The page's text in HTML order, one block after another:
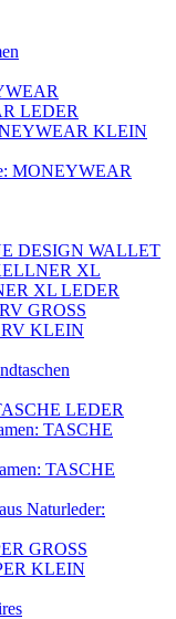
LEDER
KLEIN
MONEYWEAR
DESIGN WALLET
XL
XL LEDER
GROSS
RV KLEIN
LEDER
TASCHE
TASCHE
Naturleder:
GROSS
KLEIN